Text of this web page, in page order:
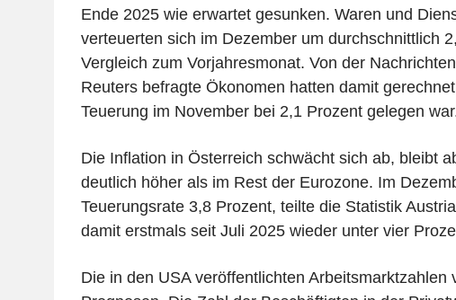
Ende 2025 wie erwartet gesunken. Waren und
verteuerten sich im Dezember um durchschnittlich
Vergleich zum Vorjahresmonat. Von der
Reuters befragte Ökonomen hatten damit
Teuerung im November bei 2,1 Prozent gelegen
Die Inflation in Österreich schwächt sich ab, bleibt
deutlich höher als im Rest der Eurozone. Im
Teuerungsrate 3,8 Prozent, teilte die Statistik
damit erstmals seit Juli 2025 wieder unter vier
Die in den USA veröffentlichten Arbeitsmarktzahlen